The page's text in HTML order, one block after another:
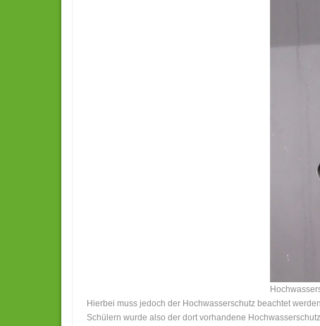
Hierbei muss jedoch der Hochwasserschutz beachtet
Schülern wurde also der dort vorhandene